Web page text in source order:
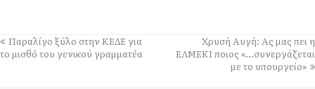
08:00
Ο Καραγκιόζης έρχεται απόψε στα Τσελεντάτα – Δωρεάν Θέατρο
Παραλίγο ξύλο στην ΚΕΔΕ για
το μισθό του γενικού γραμματέα
Χρυσή Αυγή: Ας μας πει η
ΕΛΜΕΚΙ ποιος «…συνεργάζεται
με το υπουργείο»